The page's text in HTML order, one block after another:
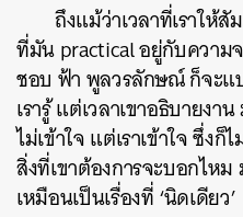
ถึงแม้ว่าเวลาที่เราให้
ที่มัน practical อยู่กับความ
ชอบ ฟ้า พูลวรลักษณ์ ก็จะแ
เรารู้ แต่เวลาเขาอธิบายง
ไม่เข้าใจ แต่เราเข้าใจ ซึ่งก็
สิ่งที่เขาต้องการจะบอกไห
เหมือนเป็นเรื่องที่ ‘นิดเดียว’